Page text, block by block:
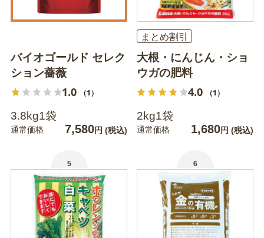
バイオゴールド セレク
ション薔薇
1.0 （1）
3.8kg1袋
通常価格 7,580円 (税込)
まとめ割引
大根・にんじん・ショ
ウガの肥料
4.0 （1）
2kg1袋
通常価格 1,680円 (税込)
5 6